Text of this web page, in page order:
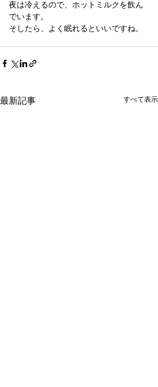
夜は冷えるので、ホットミルクを飲ん
でいます。
そしたら、よく眠れるといいですね。
最新記事 すべて表示